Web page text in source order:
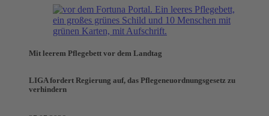
Mit leerem Pflegebett vor dem Landtag
LIGA fordert Regierung auf, das Pflegeneuordnungsgesetz zu
verhindern